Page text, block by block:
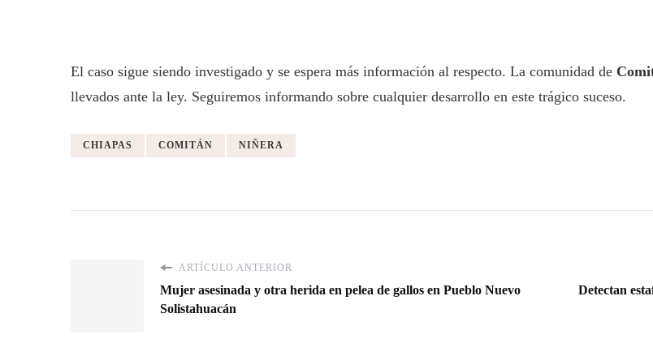
El caso sigue siendo investigado y se espera más información al respecto. La comunidad de
llevados ante la ley. Seguiremos informando sobre cualquier desarrollo en este trágico suceso.
CHIAPAS COMITÁN NIÑERA
ARTÍCULO ANTERIOR
Mujer asesinada y otra herida en pelea de gallos en Pueblo Nuevo
Solistahuacán
Detectan